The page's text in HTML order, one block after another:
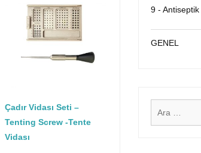
Çadır Vidası Seti –
Tenting Screw -Tente
Vidası
9 -
GENEL